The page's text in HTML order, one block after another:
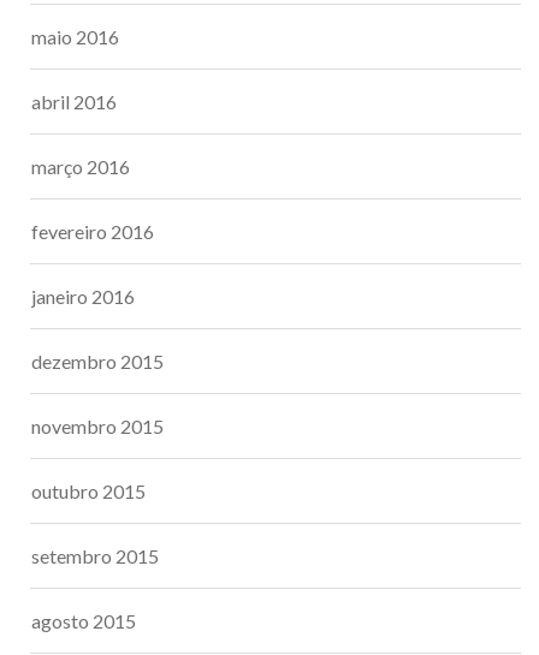
maio 2016
abril 2016
março 2016
fevereiro 2016
janeiro 2016
dezembro 2015
novembro 2015
outubro 2015
setembro 2015
agosto 2015